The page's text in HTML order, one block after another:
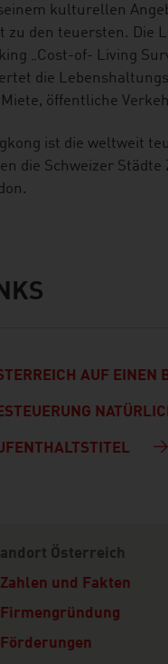
kulturellen
zu den teuersten. Die
„Cost-of- Living
die
öffentliche
ist die weltweit
die Schweizer Städte
AUF EINEN
Österreich
Zahlen und Fakten
Firmengründung
Förderungen